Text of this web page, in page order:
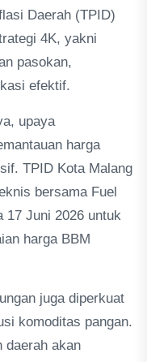
Daerah (TPID)
4K, yakni
pasokan,
efektif.
upaya
harga
TPID Kota Malang
bersama Fuel
17 Juni 2026 untuk
harga BBM
juga diperkuat
komoditas pangan.
daerah akan